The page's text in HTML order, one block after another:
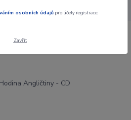
Angličtiny - CD
- CD
osobních údajů pro účely registrace.
Zavřít